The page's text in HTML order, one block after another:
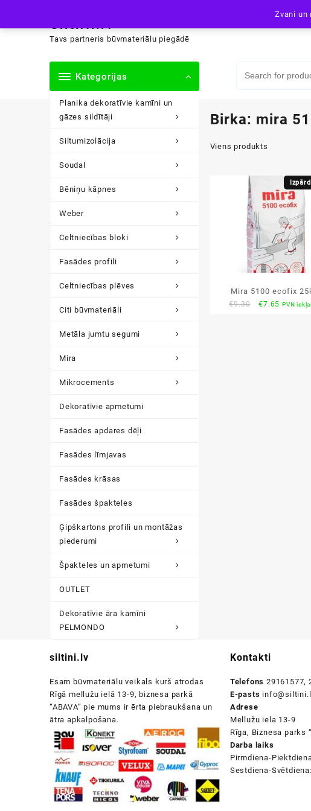
Zvani un
content
siltini.lv
Tavs partneris būvmateriālu piegādē
Kategorijas
Planika dekoratīvie kamīni un
gāzes sildītāji
Siltumizolācija
Soudal
Bēniņu kāpnes
Weber
Celtniecības bloki
Fasādes profili
Celtniecības plēves
Citi būvmateriāli
Metāla jumtu segumi
Mira
Mikrocements
Dekoratīvie apmetumi
Fasādes apdares dēļi
Fasādes līmjavas
Fasādes krāsas
Fasādes špakteles
Ģipškartons profili un montāžas
piederumi
Špakteles un apmetumi
OUTLET
Dekoratīvie āra kamīni
PELMONDO
Birka: mira
Viens produkts
Mira 5100 ecofix
€9.30
Original
€7.65 Current
PVN
siltini.lv
Esam būvmateriālu veikals kurš atrodas
Rīgā mellužu ielā 13-9, biznesa parkā
“ABAVA” pie mums ir ērta piebraukšana un
ātra apkalpošana.
Kontakti
Telefons 29161577,
E-pasts
Adrese
Mellužu iela 13-9
Rīga, Biznesa parks
Darba laiks
Pirmdiena-
Sestdiena-Svētdiena: